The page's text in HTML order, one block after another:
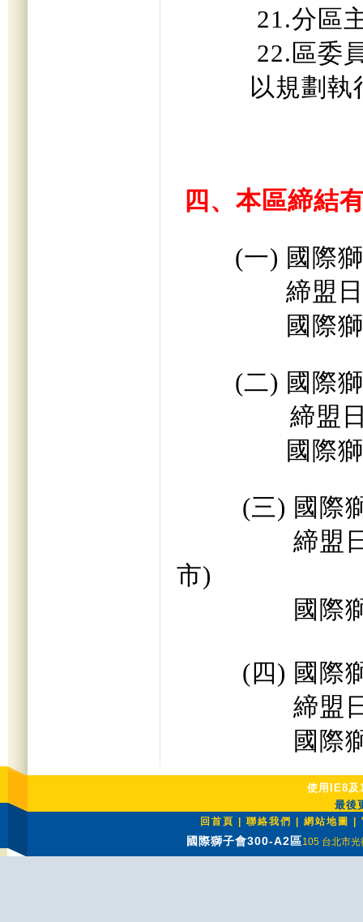
21.分區
22. 區委
以規劃執
四、本區締結
(一) 國際
締盟日期、
國際獅誼
(二) 國際獅
締盟日期、
國際獅誼
(三) 國際獅
締盟日期、
市)
國際獅誼
(四) 國際獅
締盟日期、
國際獅誼
使用IE8及
最後
回首頁 聯絡我們 網站地圖
國際獅子會300-A2區105 台北市